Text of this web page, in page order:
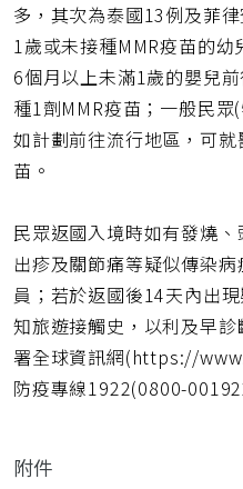
多，其次為泰國13例及菲
1歲或未接種MMR疫苗的
6個月以上未滿1歲的嬰兒
種1劑MMR疫苗；一般民
如計劃前往流行地區，可
苗。
民眾返國入境時如有發燒
出疹及關節痛等疑似傳染
員；若於返國後14天內出
知旅遊接觸史，以利及早
署全球資訊網(https://
防疫專線1922(0800-
附件